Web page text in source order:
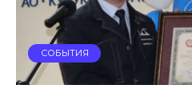
СОБЫТИЯ